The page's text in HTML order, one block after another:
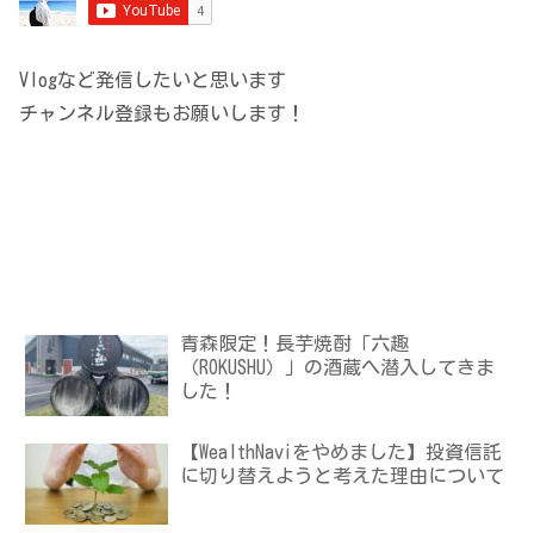
Vlogなど発信したいと思います
チャンネル登録もお願いします！
青森限定！長芋焼酎「六趣
（ROKUSHU）」の酒蔵へ潜入してきま
した！
【WealthNaviをやめました】投資信託
に切り替えようと考えた理由について